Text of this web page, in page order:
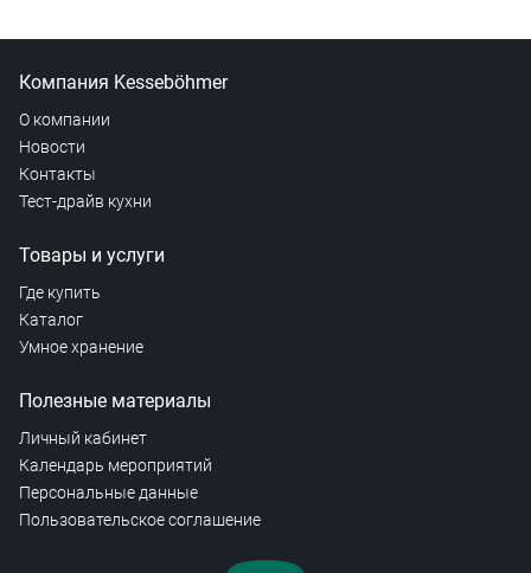
Компания Kesseböhmer
О компании
Новости
Контакты
Тест-драйв кухни
Товары и услуги
Где купить
Каталог
Умное хранение
Полезные материалы
Личный кабинет
Календарь мероприятий
Персональные данные
Пользовательское соглашение